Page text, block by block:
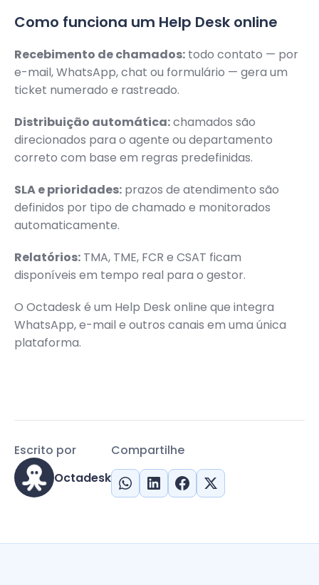
Como funciona um Help Desk online
Recebimento de chamados: todo contato — por
e-mail, WhatsApp, chat ou formulário — gera um
ticket numerado e rastreado.
Distribuição automática:chamados são
direcionados para o agente ou departamento
correto com base em regras predefinidas.
SLA e prioridades: prazos de atendimento são
definidos por tipo de chamado e monitorados
automaticamente.
Relatórios: TMA, TME, FCR e CSAT ficam
disponíveis em tempo real para o gestor.
O Octadesk é um Help Desk online que integra
WhatsApp, e-mail e outros canais em uma única
plataforma.
Compartilhe
Escrito por
Octadesk